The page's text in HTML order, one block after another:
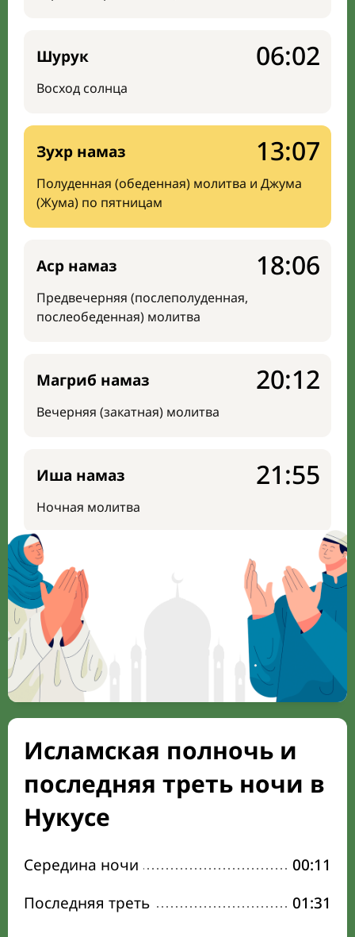
Шурук
Восход солнца
06:02
Зухр намаз
Полуденная (обеденная) молитва и Джума
(Жума) по пятницам
13:07
Аср намаз
Предвечерняя (послеполуденная,
послеобеденная) молитва
18:06
Магриб намаз
Вечерняя (закатная) молитва
20:12
Иша намаз
Ночная молитва
21:55
Исламская полночь и
последняя треть ночи в
Нукусе
Середина ночи
00:11
Последняя треть
01:31